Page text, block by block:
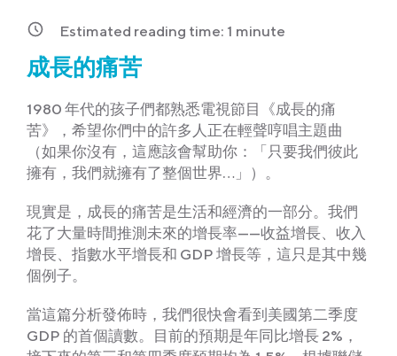
Estimated reading time: 1 minute
成長的痛苦
1980 年代的孩子們都熟悉電視節目《成長的痛
苦》，希望你們中的許多人正在輕聲哼唱主題曲
（如果你沒有，這應該會幫助你：「只要我們彼此
擁有，我們就擁有了整個世界…」）。
現實是，成長的痛苦是生活和經濟的一部分。我們
花了大量時間推測未來的增長率——收益增長、收入
增長、指數水平增長和 GDP 增長等，這只是其中幾
個例子。
當這篇分析發佈時，我們很快會看到美國第二季度
GDP 的首個讀數。目前的預期是年同比增長 2%，